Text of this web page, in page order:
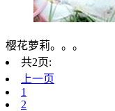
樱花萝莉。。。
共2页:
上一页
1
2